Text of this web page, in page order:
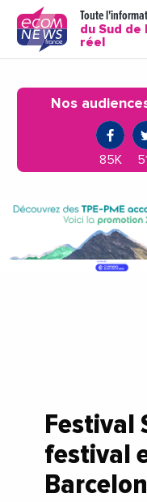
Toute
du Sud de
réel
Nos
85K
Festival
festival